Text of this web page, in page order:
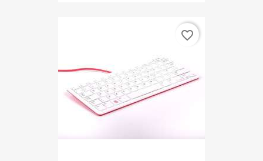
favorite_border